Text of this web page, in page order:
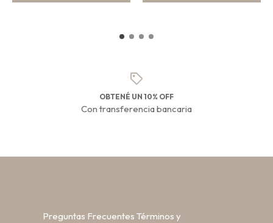
OBTENÉ UN 10% OFF
Con transferencia bancaria
Preguntas Frecuentes Términos y